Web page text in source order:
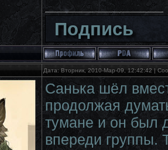
Подпись
Дата: Вторник, 2010-Мар-09, 12:42:42 |
Санька шёл
продолжая
тумане и он был
впереди группы.